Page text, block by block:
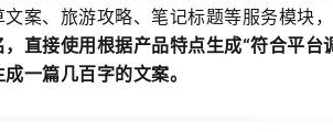
案、旅游攻略、笔记标题等服务模块，
直接使用根据产品特点生成“符合平台
一篇几百字的文案。